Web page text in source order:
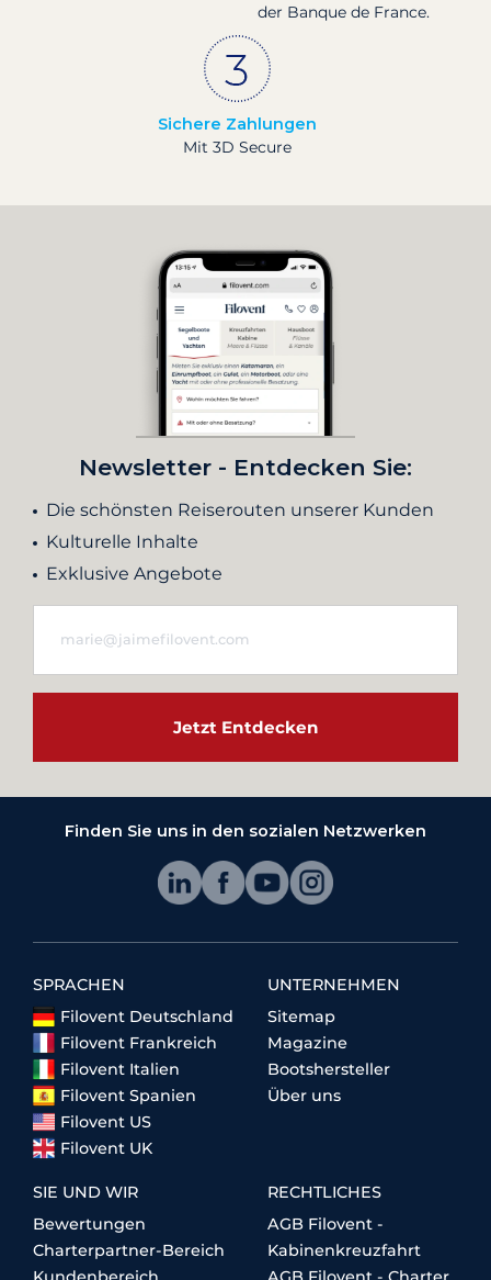
der Banque de France.
Sichere Zahlungen
Mit 3D Secure
Newsletter - Entdecken Sie:
Die schönsten Reiserouten unserer Kunden
Kulturelle Inhalte
Exklusive Angebote
Jetzt Entdecken
Finden Sie uns in den sozialen Netzwerken
SPRACHEN
Filovent Deutschland
Filovent Frankreich
Filovent Italien
Filovent Spanien
Filovent US
Filovent UK
UNTERNEHMEN
Sitemap
Magazine
Bootshersteller
Über uns
SIE UND WIR
Bewertungen
Charterpartner-Bereich
RECHTLICHES
AGB Filovent -
Kabinenkreuzfahrt